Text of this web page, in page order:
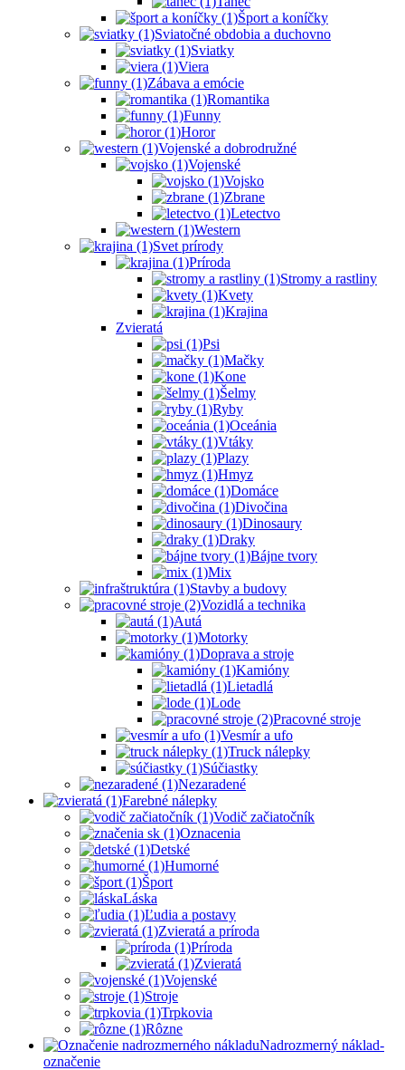
Šport a koníčky
Sviatočné obdobia a duchovno
Sviatky
Viera
Zábava a emócie
Romantika
Funny
Horor
Vojenské a dobrodružné
Vojenské
Vojsko
Zbrane
Letectvo
Western
Svet prírody
Príroda
Stromy a rastliny
Kvety
Krajina
Zvieratá
Psi
Mačky
Kone
Šelmy
Ryby
Oceánia
Vtáky
Plazy
Hmyz
Domáce
Divočina
Dinosaury
Draky
Bájne tvory
Mix
Stavby a budovy
Vozidlá a technika
Autá
Motorky
Doprava a stroje
Kamióny
Lietadlá
Lode
Pracovné stroje
Vesmír a ufo
Truck nálepky
Súčiastky
Nezaradené
Farebné nálepky
Vodič začiatočník
Oznacenia
Detské
Humorné
Šport
Láska
Ľudia a postavy
Zvieratá a príroda
Príroda
Zvieratá
Vojenské
Stroje
Trpkovia
Rôzne
Nadrozmerný náklad-
označenie